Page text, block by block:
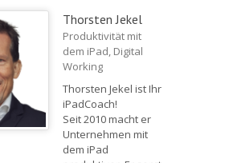
Thorsten Jekel
Produktivität mit
dem iPad, Digital
Working
Thorsten Jekel ist Ihr
iPadCoach!
Seit 2010 macht er
Unternehmen mit
dem iPad